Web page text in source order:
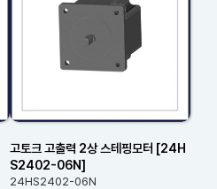
고토크 고출력 2상 스테핑모터 [24H
S2402-06N]
24HS2402-06N